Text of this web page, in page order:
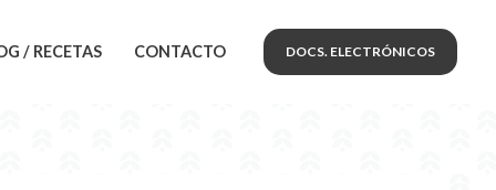
/ RECETAS CONTACTO DOCS. ELECTRÓNICOS